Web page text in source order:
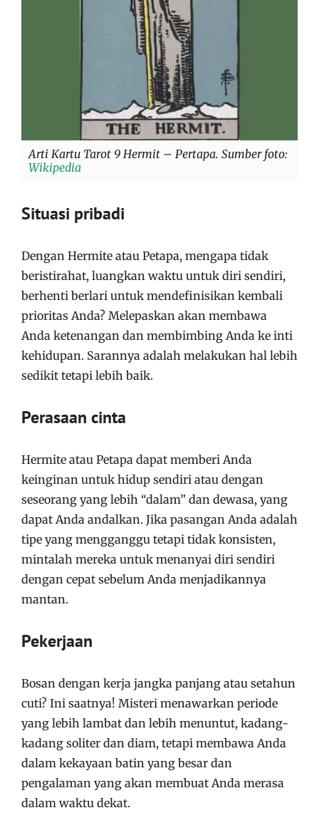
Arti Kartu Tarot 9 Hermit – Pertapa. Sumber foto:
Wikipedia
Situasi pribadi
Dengan Hermite atau Petapa, mengapa tidak
beristirahat, luangkan waktu untuk diri sendiri,
berhenti berlari untuk mendefinisikan kembali
prioritas Anda? Melepaskan akan membawa
Anda ketenangan dan membimbing Anda ke inti
kehidupan. Sarannya adalah melakukan hal lebih
sedikit tetapi lebih baik.
Perasaan cinta
Hermite atau Petapa dapat memberi Anda
keinginan untuk hidup sendiri atau dengan
seseorang yang lebih “dalam” dan dewasa, yang
dapat Anda andalkan. Jika pasangan Anda adalah
tipe yang mengganggu tetapi tidak konsisten,
mintalah mereka untuk menanyai diri sendiri
dengan cepat sebelum Anda menjadikannya
mantan.
Pekerjaan
Bosan dengan kerja jangka panjang atau setahun
cuti? Ini saatnya! Misteri menawarkan periode
yang lebih lambat dan lebih menuntut, kadang-
kadang soliter dan diam, tetapi membawa Anda
dalam kekayaan batin yang besar dan
pengalaman yang akan membuat Anda merasa
dalam waktu dekat.